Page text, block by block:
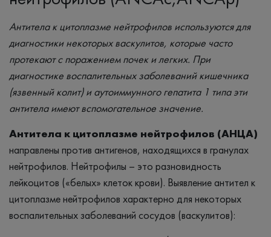
Антитела к цитоплазме нейтрофилов используются для
диагностики некоторых васкулитов, которые часто
протекают с поражением почек и легких. При
диагностике воспалительных заболеваний кишечника
(язвенный колит) и аутоиммунного гепатита 1 типа эти
антитела имеют вспомогательное значение.
Антитела к цитоплазме нейтрофилов (АНЦА)
направлены против антигенов, находящихся в гранулах
нейтрофилов. Нейтрофилы – это разновидность
лейкоцитов («белых» клеток крови). Выявление антител к
цитоплазме нейтрофилов характерно для некоторых
воспалительных заболеваний сосудов (васкулитов):